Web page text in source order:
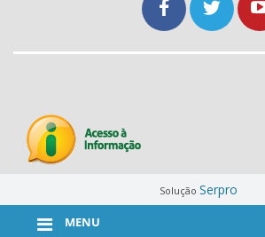
MENU
Solução Serpro